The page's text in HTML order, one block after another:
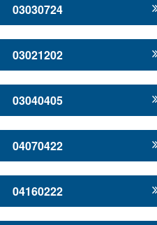
03030724
03021202
03040405
04070422
04160222